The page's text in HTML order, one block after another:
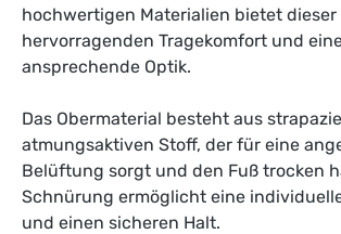
hochwertigen Materialien bietet dieser
hervorragenden Tragekomfort und
ansprechende Optik.
Das Obermaterial besteht aus
atmungsaktiven Stoff, der für eine
Belüftung sorgt und den Fuß trocken
Schnürung ermöglicht eine
und einen sicheren Halt.